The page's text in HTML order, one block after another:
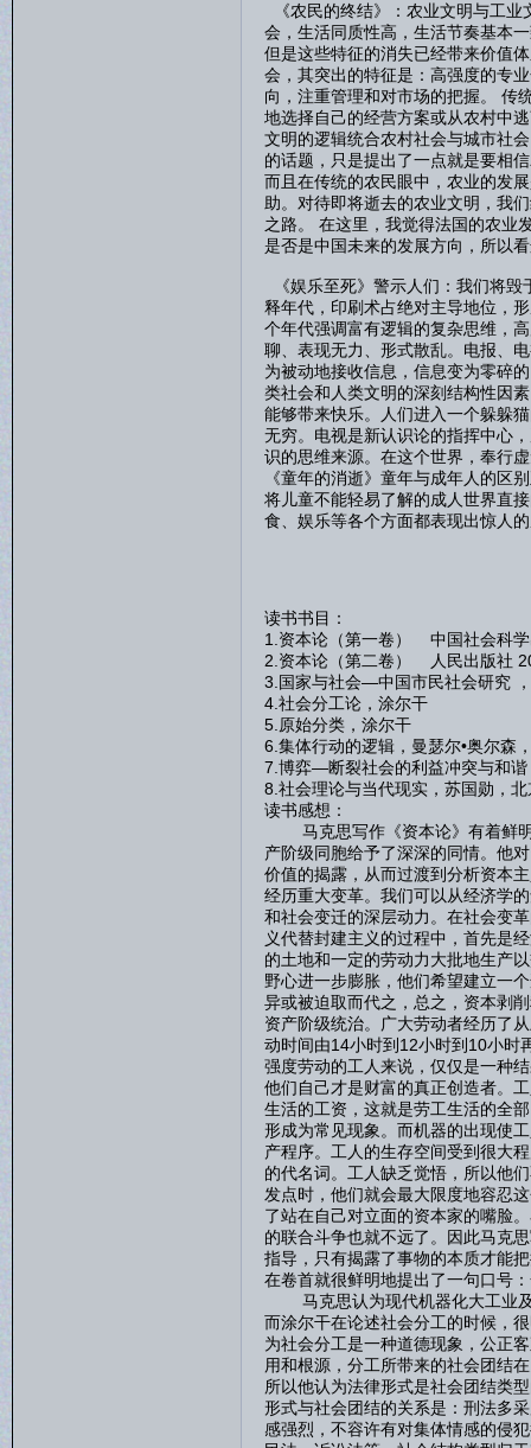
《农民的终结》：农业文明与工
会，生活同质性高，生活节奏基本
但是这些特征的消失已经带来价值
会，其突出的特征是：高强度的专
向，注重管理和对市场的把握。 传
地选择自己的经营方案或从农村中
文明的逻辑统合农村社会与城市社
的话题，只是提出了一点就是要相
而且在传统的农民眼中，农业的发
助。对待即将逝去的农业文明，我
之路。 在这里，我觉得法国的农业
是否是中国未来的发展方向，所以
《娱乐至死》警示人们：我们将
释年代，印刷术占绝对主导地位，
个年代强调富有逻辑的复杂思维，
聊、表现无力、形式散乱。电报、
为被动地接收信息，信息变为零碎
类社会和人类文明的深刻结构性因
能够带来快乐。人们进入一个躲躲
无穷。电视是新认识论的指挥中心
识的思维来源。在这个世界，奉行
《童年的消逝》童年与成年人的区
将儿童不能轻易了解的成人世界直
食、娱乐等各个方面都表现出惊人
读书书目：
1.资本论（第一卷） 中国社会科
2.资本论（第二卷） 人民出版社
3.国家与社会—中国市民社会研究
4.社会分工论，涂尔干
5.原始分类，涂尔干
6.集体行动的逻辑，曼瑟尔•奥尔森
7.博弈—断裂社会的利益冲突与和
8.社会理论与当代现实，苏国勋，
读书感想：
马克思写作《资本论》有着鲜明
产阶级同胞给予了深深的同情。他
价值的揭露，从而过渡到分析资本
经历重大变革。我们可以从经济学
和社会变迁的深层动力。在社会变
义代替封建主义的过程中，首先是
的土地和一定的劳动力大批地生产
野心进一步膨胀，他们希望建立一
异或被迫取而代之，总之，资本剥
资产阶级统治。广大劳动者经历了
动时间由14小时到12小时到10小时
强度劳动的工人来说，仅仅是一种
他们自己才是财富的真正创造者。
生活的工资，这就是劳工生活的全
形成为常见现象。而机器的出现使
产程序。工人的生存空间受到很大
的代名词。工人缺乏觉悟，所以他
发点时，他们就会最大限度地容忍
了站在自己对立面的资本家的嘴脸
的联合斗争也就不远了。因此马克
指导，只有揭露了事物的本质才能
在卷首就很鲜明地提出了一句口号
马克思认为现代机器化大工业及
而涂尔干在论述社会分工的时候，
为社会分工是一种道德现象，公正
用和根源，分工所带来的社会团结
所以他认为法律形式是社会团结类
形式与社会团结的关系是：刑法多
感强烈，不容许有对集体情感的侵